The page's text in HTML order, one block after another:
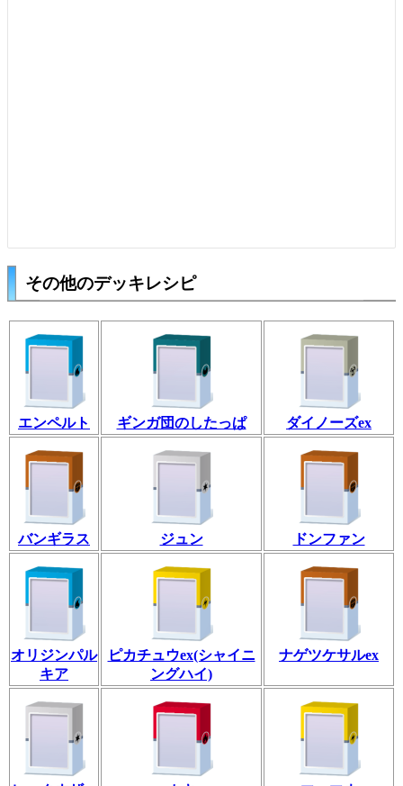
その他のデッキレシピ
エンペルト ギンガ団のしたっぱ ダイノーズex
バンギラス ジュン ドンファン
オリジンパル
キア
ピカチュウex(シャイニ
ングハイ)
ナゲツケサルex